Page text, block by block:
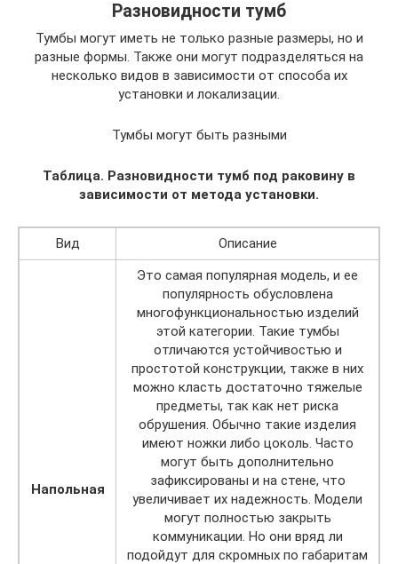
Разновидности тумб
Тумбы могут иметь не только разные размеры, но и
разные формы. Также они могут подразделяться на
несколько видов в зависимости от способа их
установки и локализации.
Тумбы могут быть разными
Таблица. Разновидности тумб под раковину в
зависимости от метода установки.
Вид Описание
Напольная
Это самая популярная модель, и ее
популярность обусловлена
многофункциональностью изделий
этой категории. Такие тумбы
отличаются устойчивостью и
простотой конструкции, также в них
можно класть достаточно тяжелые
предметы, так как нет риска
обрушения. Обычно такие изделия
имеют ножки либо цоколь. Часто
могут быть дополнительно
зафиксированы и на стене, что
увеличивает их надежность. Модели
могут полностью закрыть
коммуникации. Но они вряд ли
подойдут для скромных по габаритам